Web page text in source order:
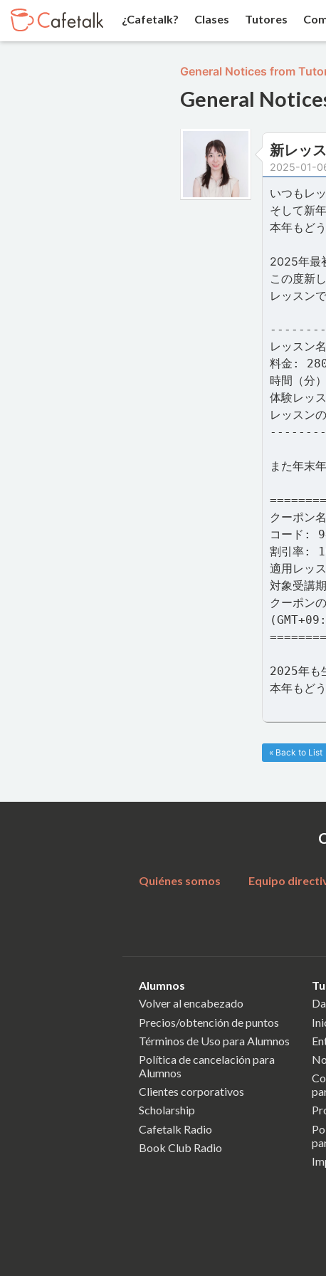
¿Cafetalk? Clases Tutores
General Notices from
General
新レッ
2025-01-
いつもレ
そして新
本年もど
2025年最
この度新
レッスン
レッスン
料金:
時間（分
体験レッ
レッスン
また年末
クーポン
コード:
割引率:
適用レッ
対象受講
クーポン
2025年も
本年もど
« Back to List
Quiénes somos Equipo
Alumnos
Volver al encabezado
Precios/obtención de puntos
Términos de Uso para Alumnos
Política de cancelación para
Alumnos
Clientes corporativos
Scholarship
Cafetalk Radio
Book Club Radio